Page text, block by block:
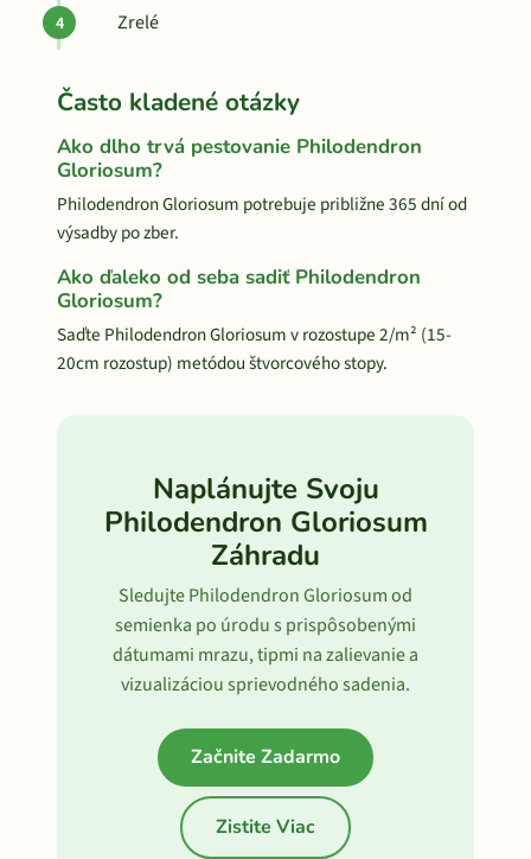
Zrelé
Často kladené otázky
Ako dlho trvá pestovanie Philodendron
Gloriosum?
Philodendron Gloriosum potrebuje približne 365 dní od
výsadby po zber.
Ako ďaleko od seba sadiť Philodendron
Gloriosum?
Saďte Philodendron Gloriosum v rozostupe 2/m² (15-
20cm rozostup) metódou štvorcového stopy.
Naplánujte Svoju
Philodendron Gloriosum
Záhradu
Sledujte Philodendron Gloriosum od
semienka po úrodu s prispôsobenými
dátumami mrazu, tipmi na zalievanie a
vizualizáciou sprievodného sadenia.
Začnite Zadarmo
Zistite Viac